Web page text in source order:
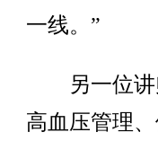
一线。”
另一位讲
高血压管理